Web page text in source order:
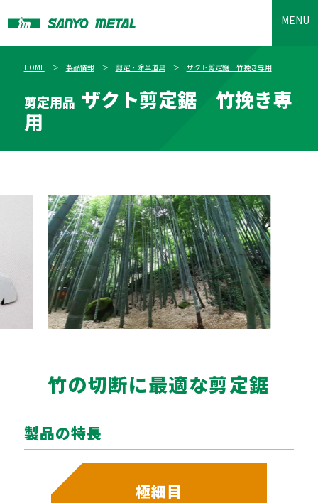
MENU
HOME 製品情報 剪定・除草道具 ザクト剪定鋸 竹挽き専用
剪定用品 ザクト剪定鋸 竹挽き専
用
竹の切断に最適な剪定鋸
製品の特長
極細目